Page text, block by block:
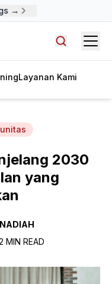
→
Layanan Kami
2030
yang
MIN READ